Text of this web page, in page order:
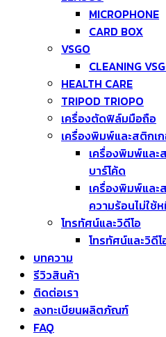
MICROPHONE
CARD BOX
VSGO
CLEANING
HEALTH CARE
TRIPOD TRIOPO
เครื่องตัดฟิล์มมือถือ
เครื่องพิมพ์และสติกเ
เครื่องพิมพ์และ
บาร์โค้ด
เครื่องพิมพ์และ
ความร้อนไม่ใช้
โทรทัศน์และวิดีโอ
โทรทัศน์และวิดีโ
บทความ
รีวิวสินค้า
ติดต่อเรา
ลงทะเบียนผลิตภัณฑ์
FAQ